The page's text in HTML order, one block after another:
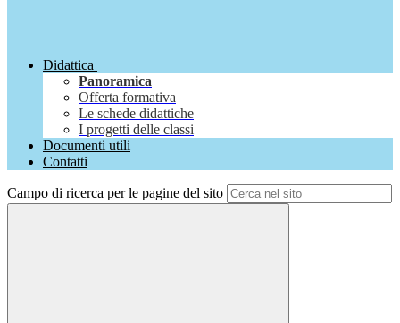
Didattica
Panoramica
Offerta formativa
Le schede didattiche
I progetti delle classi
Documenti utili
Contatti
Campo di ricerca per le pagine del sito